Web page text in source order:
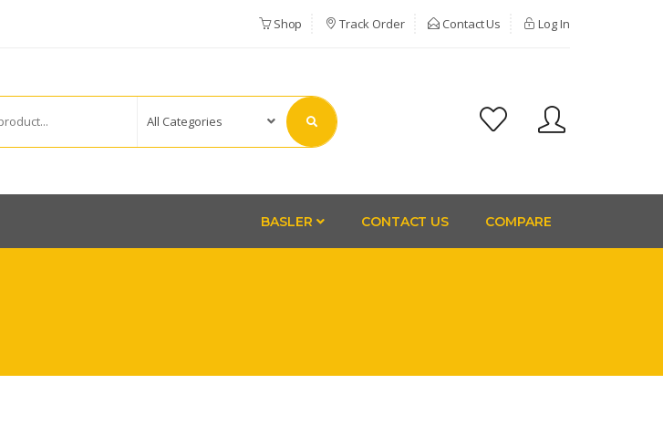
Shop Track Order Contact Us Log In
BASLER CONTACT US COMPARE